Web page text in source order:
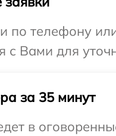
по телефону
с Вами для
за 35 минут
в